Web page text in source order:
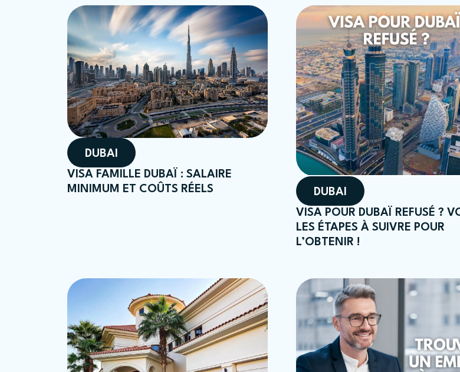
DUBAI
VISA FAMILLE DUBAÏ : SALAIRE
MINIMUM ET COÛTS RÉELS
DUBAI
VISA POUR DUBAÏ REFUSÉ ?
LES ÉTAPES À SUIVRE POUR
L’OBTENIR !